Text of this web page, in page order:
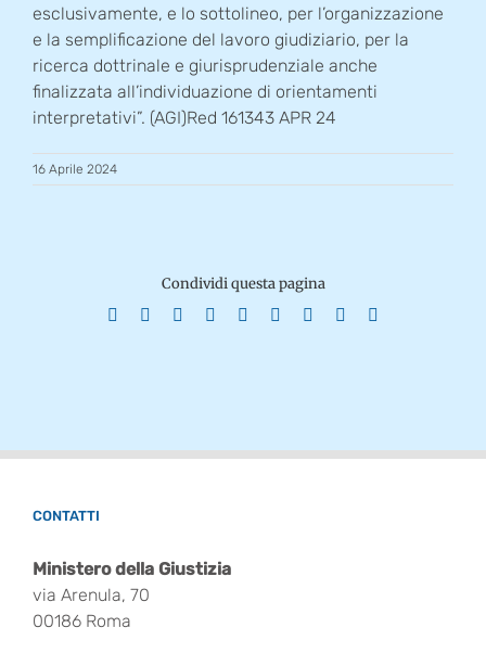
esclusivamente, e lo sottolineo, per l’organizzazione
e la semplificazione del lavoro giudiziario, per la
ricerca dottrinale e giurisprudenziale anche
finalizzata all’individuazione di orientamenti
interpretativi”. (AGI)Red 161343 APR 24
16 Aprile 2024
Condividi questa pagina
Facebook Reddit LinkedInWhatsApp
TumblrPinterest
CONTATTI
Ministero della Giustizia
via Arenula, 70
00186 Roma